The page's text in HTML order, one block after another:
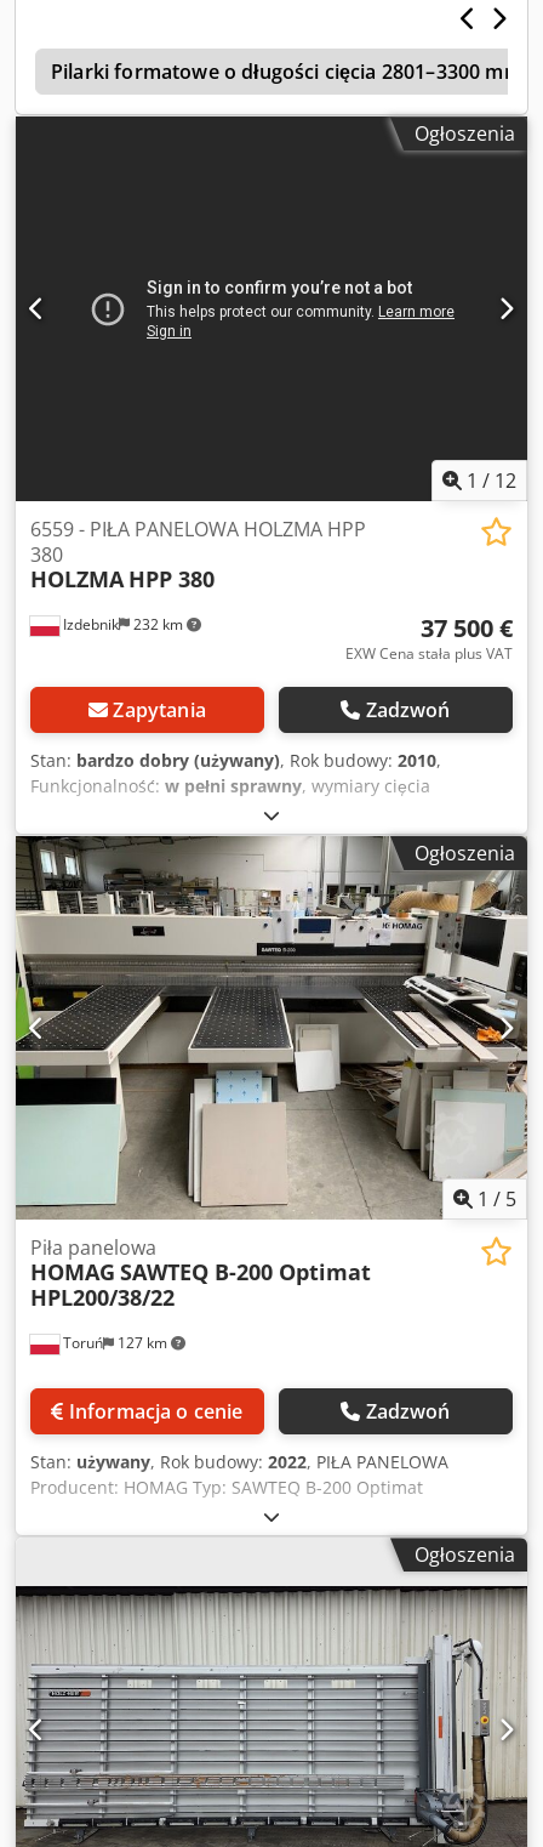
góry. Posuw pneumatyczny. W zestawie oprogramowanie
optymalizacyjne. Bardzo dobry stan. Dostępna od zaraz.
Chedpfxevw Nkhs Akboa
Pilarki formatowe o długości cięcia 2801–3300 mm
Ogłoszenia
1 / 12
Izdebnik 232 km
6559 - PIŁA PANELOWA HOLZMA HPP
380
HOLZMA HPP 380
37 500 €
EXW Cena stała plus VAT
Zapytania Zadzwoń
Stan: bardzo dobry (używany), Rok budowy: 2010,
Funkcjonalność: w pełni sprawny, wymiary cięcia
3800x3800mm wysokość cięcia 95mm posuw belki z
chwytakami 90m/min prędkość cięcia do 150m/min płynnie
regulowana moc silnika głównego 13.5kW Chsdpfjzmf Hgex
Akbea moc silnika podcinaka 2,2kW średnica tarczy 350mm
4 stoły powietrzne zapotrzebowanie odciągu 3800m3/h
wymiary zewnętrzne 6500x7700mm 16255h
Ogłoszenia
1 / 5
Toruń 127 km
Piła panelowa
HOMAG SAWTEQ B-200 Optimat
HPL200/38/22
Informacja o cenie Zadzwoń
Stan: używany, Rok budowy: 2022, PIŁA PANELOWA
Producent: HOMAG Typ: SAWTEQ B-200 Optimat
HPL200/38/22 Rok 2022 Cedpfx Akezkmrfebsha Z
załadunkiem
Ogłoszenia